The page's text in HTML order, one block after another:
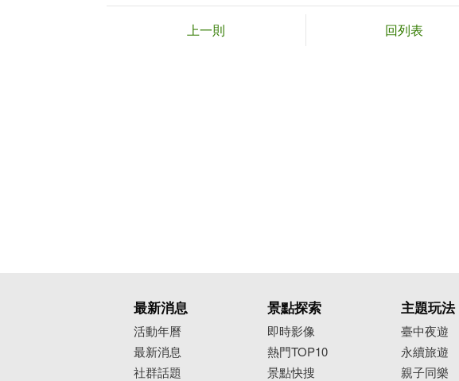
上一則 回列表
最新消息
活動年曆
最新消息
社群話題
景點探索
即時影像
熱門TOP10
景點快搜
主題玩法
臺中夜遊
永續旅遊
親子同樂